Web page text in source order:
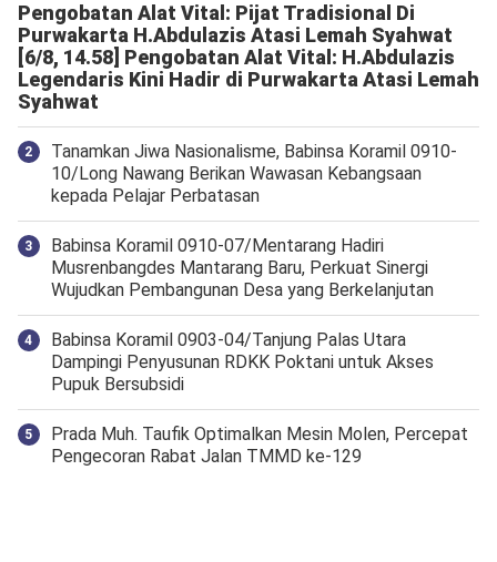
Pengobatan Alat Vital: Pijat Tradisional Di
Purwakarta H.Abdulazis Atasi Lemah Syahwat
[6/8, 14.58] Pengobatan Alat Vital: H.Abdulazis
Legendaris Kini Hadir di Purwakarta Atasi Lemah
Syahwat
Tanamkan Jiwa Nasionalisme, Babinsa Koramil 0910-
10/Long Nawang Berikan Wawasan Kebangsaan
kepada Pelajar Perbatasan
Babinsa Koramil 0910-07/Mentarang Hadiri
Musrenbangdes Mantarang Baru, Perkuat Sinergi
Wujudkan Pembangunan Desa yang Berkelanjutan
‎Babinsa Koramil 0903-04/Tanjung Palas Utara
Dampingi Penyusunan RDKK Poktani untuk Akses
Pupuk Bersubsidi
Prada Muh. Taufik Optimalkan Mesin Molen, Percepat
Pengecoran Rabat Jalan TMMD ke-129